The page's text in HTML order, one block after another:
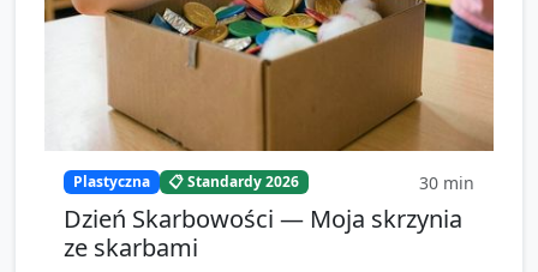
Plastyczna 📋 Standardy 2026 30 min
Dzień Skarbowości — Moja skrzynia
ze skarbami